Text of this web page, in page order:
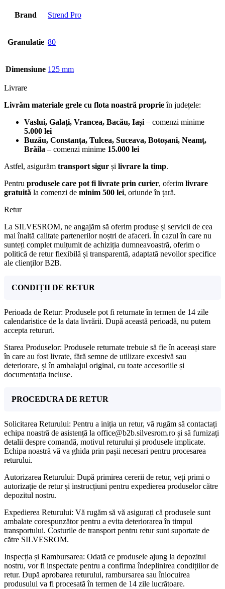
Brand Strend Pro
Granulatie 80
Dimensiune 125 mm
Livrare
Livrăm materiale grele cu flota noastră proprieîn județele:
Vaslui, Galați, Vrancea, Bacău, Iași– comenzi minime
5.000 lei
Buzău, Constanța, Tulcea, Suceava, Botoșani, Neamț,
Brăila – comenzi minime 15.000 lei
Astfel, asigurăm transport sigur și livrare la timp.
Pentru produsele care pot fi livrate prin curier, oferim livrare
gratuită la comenzi de minim 500 lei, oriunde în țară.
Retur
La SILVESROM, ne angajăm să oferim produse și servicii de cea
mai înaltă calitate partenerilor noștri de afaceri. În cazul în care nu
sunteți complet mulțumit de achiziția dumneavoastră, oferim o
politică de retur flexibilă și transparentă, adaptată nevoilor specifice
ale clienților B2B.
CONDIȚII DE RETUR
Perioada de Retur: Produsele pot fi returnate în termen de 14 zile
calendaristice de la data livrării. După această perioadă, nu putem
accepta retururi.
Starea Produselor: Produsele returnate trebuie să fie în aceeași stare
în care au fost livrate, fără semne de utilizare excesivă sau
deteriorare, și în ambalajul original, cu toate accesoriile și
documentația incluse.
PROCEDURA DE RETUR
Solicitarea Returului: Pentru a iniția un retur, vă rugăm să contactați
echipa noastră de asistență la office@b2b.silvesrom.ro și să furnizați
detalii despre comandă, motivul returului și produsele implicate.
Echipa noastră vă va ghida prin pașii necesari pentru procesarea
returului.
Autorizarea Returului: După primirea cererii de retur, veți primi o
autorizație de retur și instrucțiuni pentru expedierea produselor către
depozitul nostru.
Expedierea Returului: Vă rugăm să vă asigurați că produsele sunt
ambalate corespunzător pentru a evita deteriorarea în timpul
transportului. Costurile de transport pentru retur sunt suportate de
către SILVESROM.
Inspecția și Rambursarea: Odată ce produsele ajung la depozitul
nostru, vor fi inspectate pentru a confirma îndeplinirea condițiilor de
retur. După aprobarea returului, rambursarea sau înlocuirea
produsului va fi procesată în termen de 14 zile lucrătoare.